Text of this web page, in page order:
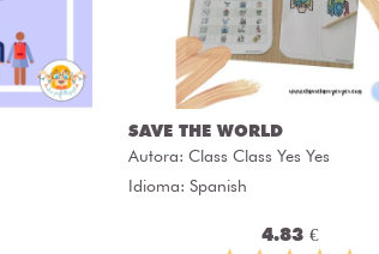
SAVE THE WORLD
Autora: Class Class Yes Yes
Idioma: Spanish
4.83 €